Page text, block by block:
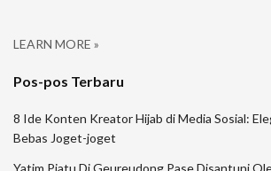
LEARN MORE »
Pos-pos Terbaru
8 Ide Konten Kreator Hijab di Media Sosial:
Bebas Joget-joget
Yatim Piatu Di Geureudong Pase Disantuni